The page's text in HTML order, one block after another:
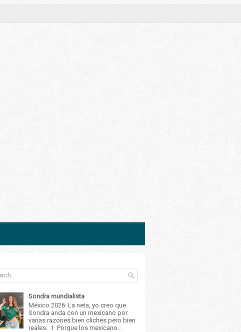
Sondra mundialista
México 2026: La neta, yo creo que
Sondra anda con un mexicano por
varias razones bien clichés pero bien
reales: 1. Porque los mexicano...